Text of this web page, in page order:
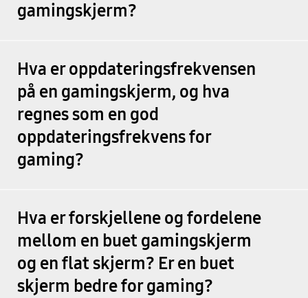
gamingskjerm?
Hva er oppdateringsfrekvensen
på en gamingskjerm, og hva
regnes som en god
oppdateringsfrekvens for
gaming?
Hva er forskjellene og fordelene
mellom en buet gamingskjerm
og en flat skjerm? Er en buet
skjerm bedre for gaming?